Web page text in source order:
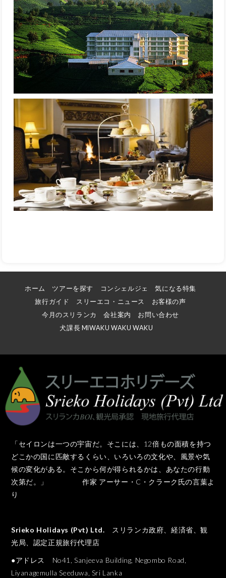
ホーム ツアーを探す コンシェルジェ
気になる特集
旅行ガイド
スリーエコ・ニュース
お客様の声
今月のスリランカ
会社案内
お問い合わせ
犬課長 MIWAKU WAKU WAKU
「セイロンは一つの宇宙だ。そこには、12倍もの面積を持つ
どこかの国に匹敵するくらい、いろいろの文化や、風景や気
候の変化がある。そこから何が得られるかは、あなたの行動
次第だ。」 作家 アーサー・C・クラーク氏の言葉よ
り
Srieko Holidays (Pvt) Ltd. スリランカ政府、経済省、観
光局、認定正規旅行代理店
●アドレス No41, Sanjeeva Building, Negombo Road,
Liyanagemulla Seeduwa, Sri Lanka